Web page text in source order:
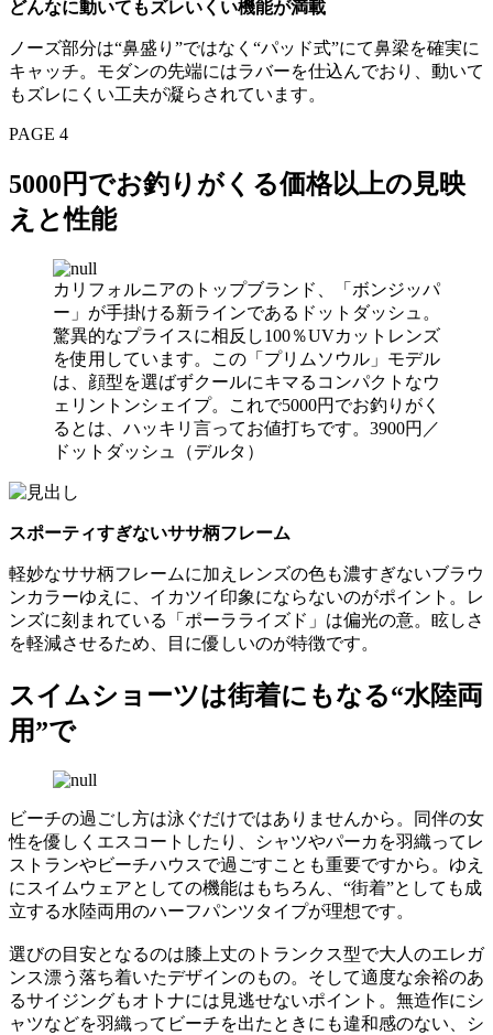
どんなに動いてもズレいくい機能が満載
ノーズ部分は“鼻盛り”ではなく“パッド式”にて鼻梁を確実に
キャッチ。モダンの先端にはラバーを仕込んでおり、動いて
もズレにくい工夫が凝らされています。
PAGE 4
5000円でお釣りがくる価格以上の見映
えと性能
カリフォルニアのトップブランド、「ボンジッパ
ー」が手掛ける新ラインであるドットダッシュ。
驚異的なプライスに相反し100％UVカットレンズ
を使用しています。この「プリムソウル」モデル
は、顔型を選ばずクールにキマるコンパクトなウ
ェリントンシェイプ。これで5000円でお釣りがく
るとは、ハッキリ言ってお値打ちです。3900円／
ドットダッシュ（デルタ）
スポーティすぎないササ柄フレーム
軽妙なササ柄フレームに加えレンズの色も濃すぎないブラウ
ンカラーゆえに、イカツイ印象にならないのがポイント。レ
ンズに刻まれている「ポーラライズド」は偏光の意。眩しさ
を軽減させるため、目に優しいのが特徴です。
スイムショーツは街着にもなる“水陸両
用”で
ビーチの過ごし方は泳ぐだけではありませんから。同伴の女
性を優しくエスコートしたり、シャツやパーカを羽織ってレ
ストランやビーチハウスで過ごすことも重要ですから。ゆえ
にスイムウェアとしての機能はもちろん、“街着”としても成
立する水陸両用のハーフパンツタイプが理想です。
選びの目安となるのは膝上丈のトランクス型で大人のエレガ
ンス漂う落ち着いたデザインのもの。そして適度な余裕のあ
るサイジングもオトナには見逃せないポイント。無造作にシ
ャツなどを羽織ってビーチを出たときにも違和感のない、シ